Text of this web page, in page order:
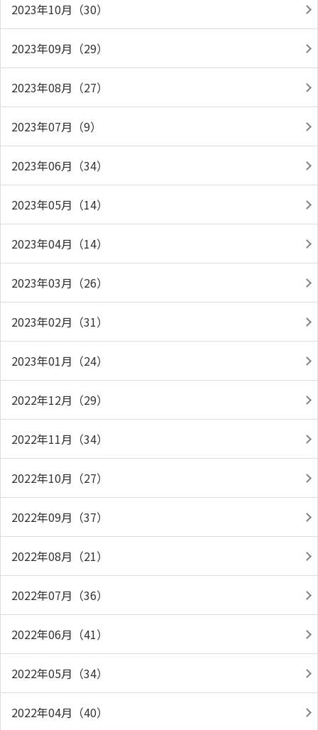
2023年10月（30）
2023年09月（29）
2023年08月（27）
2023年07月（9）
2023年06月（34）
2023年05月（14）
2023年04月（14）
2023年03月（26）
2023年02月（31）
2023年01月（24）
2022年12月（29）
2022年11月（34）
2022年10月（27）
2022年09月（37）
2022年08月（21）
2022年07月（36）
2022年06月（41）
2022年05月（34）
2022年04月（40）